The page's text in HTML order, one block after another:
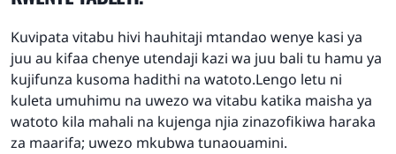
Kuvipata vitabu hivi hauhitaji mtandao wenye kasi ya
juu au kifaa chenye utendaji kazi wa juu bali tu hamu ya
kujifunza kusoma hadithi na watoto.Lengo letu ni
kuleta umuhimu na uwezo wa vitabu katika maisha ya
watoto kila mahali na kujenga njia zinazofikiwa haraka
za maarifa; uwezo mkubwa tunaouamini.